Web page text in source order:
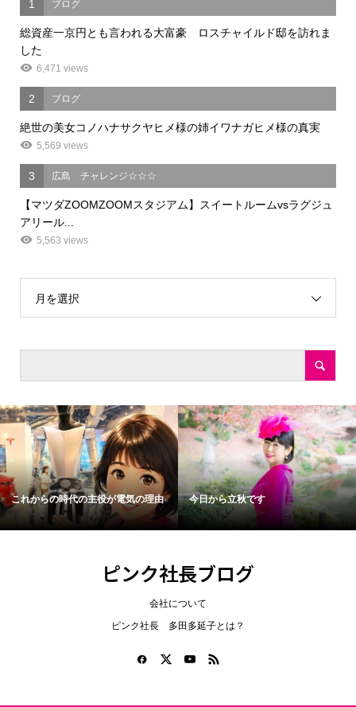
1 ブログ
総資産一京円とも言われる大富豪 ロスチャイルド邸を訪れま
した
6,471 views
2 ブログ
絶世の美女コノハナサクヤヒメ様の姉イワナガヒメ様の真実
5,569 views
3 広島 チャレンジ☆☆☆
【マツダZOOMZOOMスタジアム】スイートルームvsラグジュ
アリール...
5,563 views
月を選択
これからの時代の主役が電気の理由 今日から立秋です
ピンク社長ブログ
会社について
ピンク社長 多田多延子とは？